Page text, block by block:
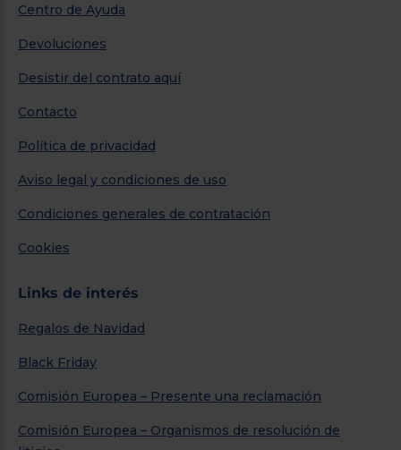
Centro de Ayuda
Devoluciones
Desistir del contrato aquí
Contacto
Política de privacidad
Aviso legal y condiciones de uso
Condiciones generales de contratación
Cookies
Links de interés
Regalos de Navidad
Black Friday
Comisión Europea – Presente una reclamación
Comisión Europea – Organismos de resolución de